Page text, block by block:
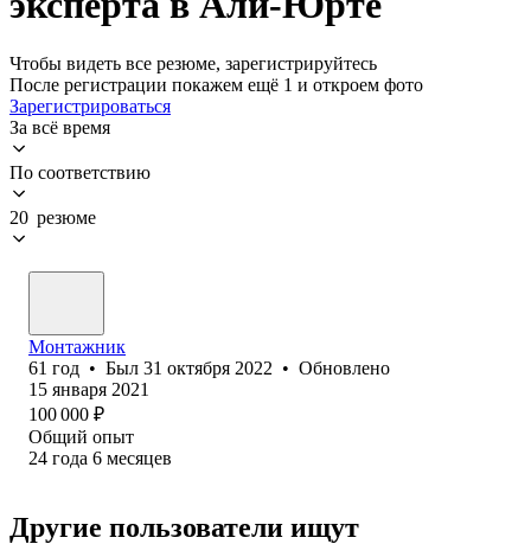
Чтобы видеть все резюме, зарегистрируйтесь
После регистрации покажем ещё 1 и откроем фото
Зарегистрироваться
За всё время
По соответствию
20 резюме
Монтажник
61 год • Был 31 октября 2022 • Обновлено
15 января 2021
100 000 ₽
Общий опыт
24 года 6 месяцев
Другие пользователи ищут